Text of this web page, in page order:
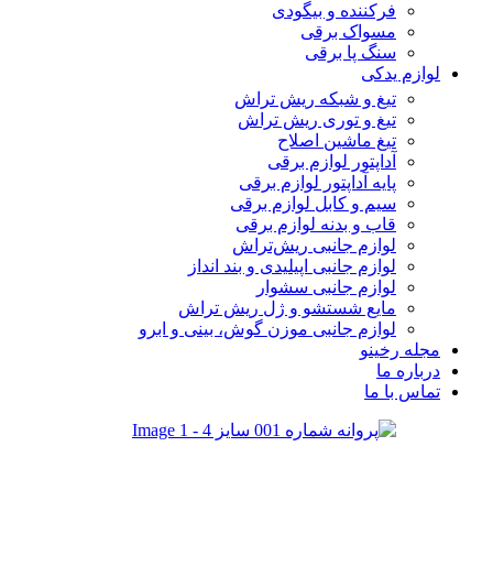
فرکننده و بیگودی
مسواک برقی
سنگ پا برقی
لوازم یدکی
تیغ و شبکه ریش تراش
تیغ و توری ریش تراش
تیغ ماشین اصلاح
آداپتور لوازم برقی
پایه آداپتور لوازم برقی
سیم و کابل لوازم برقی
قاب و بدنه لوازم برقی
لوازم جانبی ریش‌تراش
لوازم جانبی اپیلیدی و بند انداز
لوازم جانبی سشوار
مایع شستشو و ژل ریش تراش
لوازم جانبی موزن گوش، بینی و ابرو
مجله رخینو
درباره ما
تماس با ما